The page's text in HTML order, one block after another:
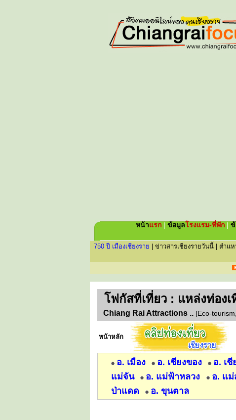
หน้าแรก | ข้อมูลโรงแรม-ที่พัก |
750 ปี เมืองเชียงราย ข่าวสารเชียงรายวันนี้ ตำแห
โฟกัสที่เที่ยว : แหล่งท่องเ
Chiang Rai Attractions .. [Eco-
หน้าหลัก
อ. เมือง อ. เชียงของ อ. เ
แม่จัน
อ. แม่ฟ้าหลวง อ. แม่
ป่าแดด
อ. ขุนตาล